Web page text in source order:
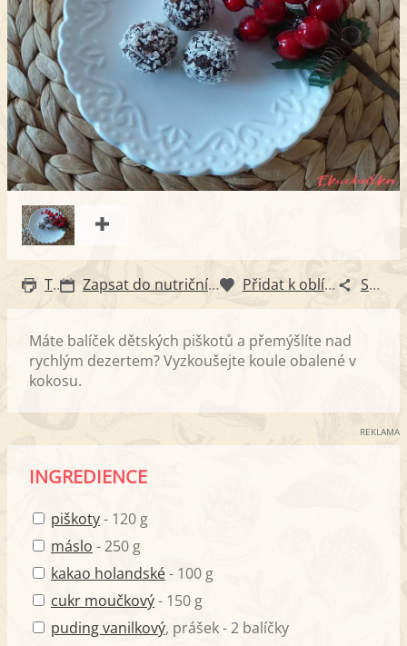
Tisk Zapsat do nutričního diáře Přidat k oblíbeným Sdílet
Máte balíček dětských piškotů a přemýšlíte nad
rychlým dezertem? Vyzkoušejte koule obalené v
kokosu.
REKLAMA
INGREDIENCE
piškoty- 120 g
máslo - 250 g
kakao holandské- 100 g
cukr moučkový- 150 g
puding vanilkový, prášek - 2 balíčky